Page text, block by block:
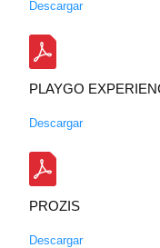
Descargar
PLAYGO
Descargar
PROZIS
Descargar